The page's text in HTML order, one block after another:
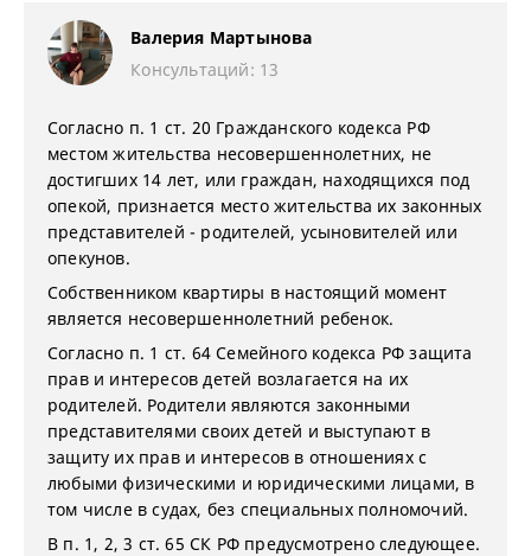
Валерия Мартынова
Консультаций: 13
Согласно п. 1 ст. 20 Гражданского кодекса РФ
местом жительства несовершеннолетних, не
достигших 14 лет, или граждан, находящихся под
опекой, признается место жительства их законных
представителей - родителей, усыновителей или
опекунов.
Собственником квартиры в настоящий момент
является несовершеннолетний ребенок.
Согласно п. 1 ст. 64 Семейного кодекса РФ защита
прав и интересов детей возлагается на их
родителей. Родители являются законными
представителями своих детей и выступают в
защиту их прав и интересов в отношениях с
любыми физическими и юридическими лицами, в
том числе в судах, без специальных полномочий.
В п. 1, 2, 3 ст. 65 СК РФ предусмотрено следующее.